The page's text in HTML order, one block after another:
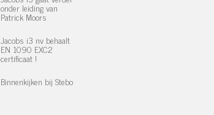
onder leiding van
Patrick Moors
Jacobs i3 nv behaalt
EN 1090 EXC2
certificaat !
Binnenkijken bij Stebo